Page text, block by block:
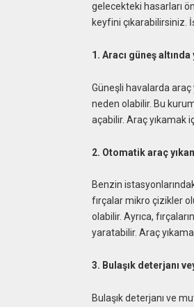
gelecekteki hasarları
keyfini çıkarabilirsiniz.
1. Aracı güneş altında
Güneşli havalarda araç
neden olabilir. Bu
açabilir. Araç yıkamak
2. Otomatik araç
Benzin
fırçalar mikro çizikler
olabilir. Ayrıca,
yaratabilir. Araç
3. Bulaşık deterjanı
Bulaşık deterjanı ve